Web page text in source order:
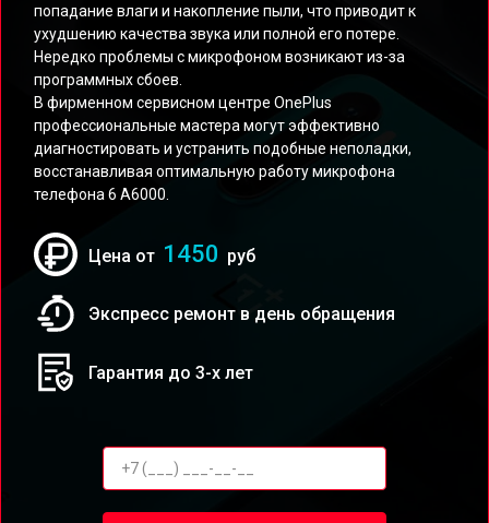
попадание влаги и накопление пыли, что приводит к
ухудшению качества звука или полной его потере.
Нередко проблемы с микрофоном возникают из-за
программных сбоев.
В фирменном сервисном центре OnePlus
профессиональные мастера могут эффективно
диагностировать и устранить подобные неполадки,
восстанавливая оптимальную работу микрофона
телефона 6 A6000.
Цена от 1450 руб
Экспресс ремонт в день обращения
Гарантия до 3-х лет